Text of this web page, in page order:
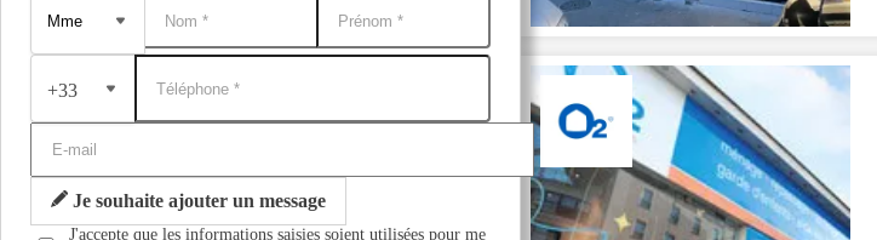
+33
Je souhaite ajouter un message
J'accepte que les informations saisies soient utilisées pour me